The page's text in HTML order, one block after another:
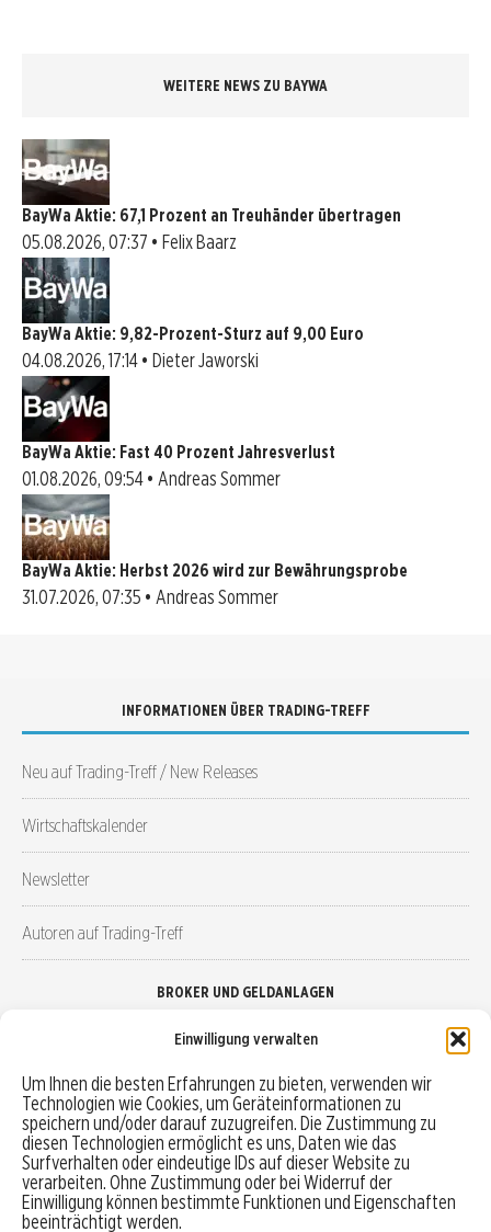
Einwilligung verwalten
Um Ihnen die besten Erfahrungen zu bieten, verwenden wir
Technologien wie Cookies, um Geräteinformationen zu
speichern und/oder darauf zuzugreifen. Die Zustimmung zu
diesen Technologien ermöglicht es uns, Daten wie das
Surfverhalten oder eindeutige IDs auf dieser Website zu
verarbeiten. Ohne Zustimmung oder bei Widerruf der
Einwilligung können bestimmte Funktionen und Eigenschaften
beeinträchtigt werden.
WEITERE NEWS ZU BAYWA
BayWa Aktie: 67,1 Prozent an Treuhänder übertragen
05.08.2026, 07:37 • Felix Baarz
BayWa Aktie: 9,82-Prozent-Sturz auf 9,00 Euro
04.08.2026, 17:14 • Dieter Jaworski
BayWa Aktie: Fast 40 Prozent Jahresverlust
01.08.2026, 09:54 • Andreas Sommer
BayWa Aktie: Herbst 2026 wird zur Bewährungsprobe
31.07.2026, 07:35 • Andreas Sommer
INFORMATIONEN ÜBER TRADING-TREFF
Neu auf Trading-Treff / New Releases
Wirtschaftskalender
Newsletter
Autoren auf Trading-Treff
BROKER UND GELDANLAGEN
Robo-Advisor vergleichen
Depotvergleich
Festgeld vergleichen